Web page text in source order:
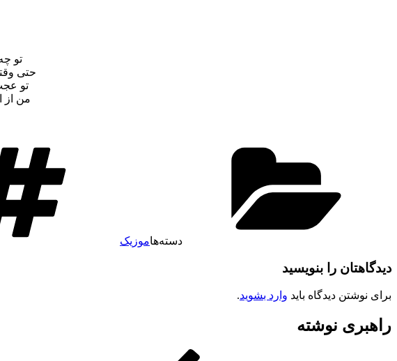
تو
حتی
تو
من از
دسته‌هاموزیک
دیدگاهتان را بنویسید
برای نوشتن دیدگاه باید وارد بشوید.
راهبری نوشته